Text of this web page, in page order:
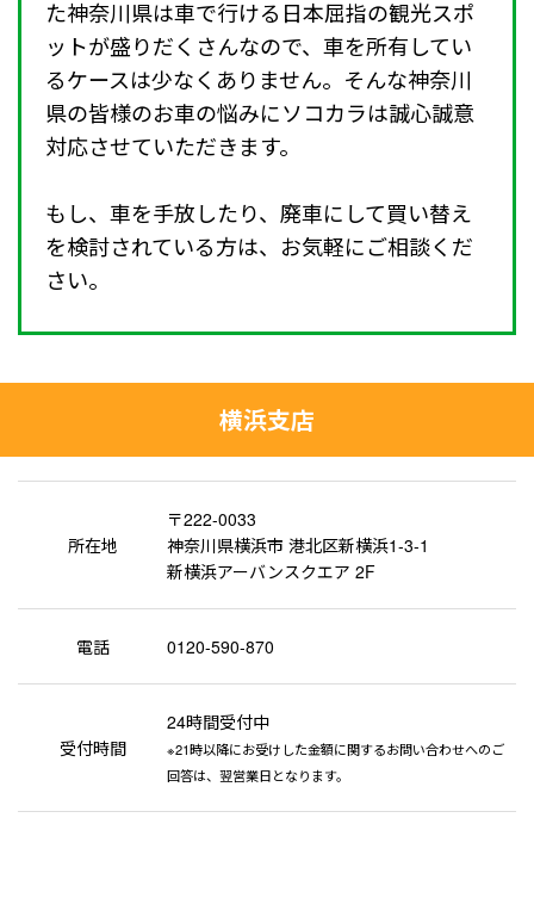
た神奈川県は車で行ける日本屈指の観光スポ
ットが盛りだくさんなので、車を所有してい
るケースは少なくありません。そんな神奈川
県の皆様のお車の悩みにソコカラは誠心誠意
対応させていただきます。
もし、車を手放したり、廃車にして買い替え
を検討されている方は、お気軽にご相談くだ
さい。
横浜支店
所在地
〒222-0033
神奈川県横浜市 港北区新横浜1-3-1
新横浜アーバンスクエア 2F
電話 0120-590-870
受付時間
24時間受付中
※21時以降にお受けした金額に関するお問い合わせへのご
回答は、翌営業日となります。